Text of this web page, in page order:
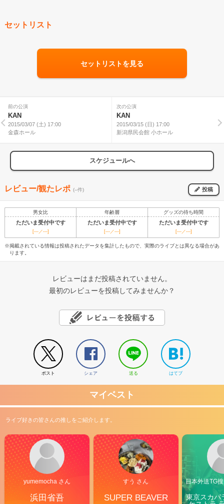
セットリスト
セットリストを見る
前の公演
KAN
2015/03/07 (土) 17:00
金森ホール
次の公演
KAN
2015/03/15 (日) 17:00
新潟県民会館 小ホール
スケジュールへ
レビュー/観たレポ (--件) 投稿
男女比 年齢層 グッズの待ち時間
ただいま受付中です ただいま受付中です ただいま受付中です
[---／---] [---／---] [---／---]
※掲載されている情報は投稿されたデータを集計したもので、実際のライブとは異なる場合があ
ります。
レビューはまだ投稿されていません。
最初のレビューを投稿してみませんか？
ポスト シェア 送る はてブ
マイベスト
ライブ好きの皆さんの推しをご紹介します。
yumemocha さん
浜田省吾
すう さん
SUPER BEAVER
日本外送TG
東京スカパ